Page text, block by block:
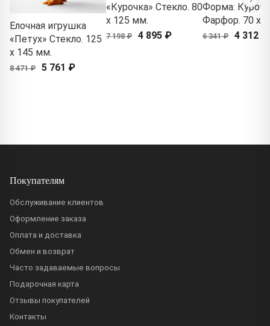
Елочная игрушка
«Петух» Стекло. 125
x 145 мм.
8 471 ₽ 5 761 ₽
«Курочка» Стекло. 80
x 125 мм.
7 198 ₽ 4 895 ₽
Форма:
Фарфор. 70 x
6 341 ₽ 4 312 ₽
Покупателям
Обслуживание клиентов
Оформление заказа
Оплата и доставка
Обмен и возврат
Часто задаваемые вопросы
Подарочная карта
Отзывы покупателей
Контакты